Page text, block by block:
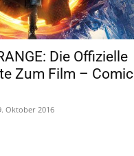
Die Offizielle
Zum Film – Comic
Oktober 2016